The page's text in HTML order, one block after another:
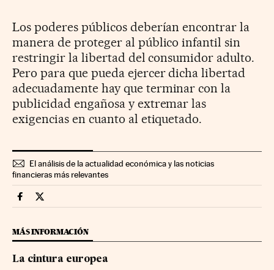
Los poderes públicos deberían encontrar la
manera de proteger al público infantil sin
restringir la libertad del consumidor adulto.
Pero para que pueda ejercer dicha libertad
adecuadamente hay que terminar con la
publicidad engañosa y extremar las
exigencias en cuanto al etiquetado.
El análisis de la actualidad económica y las noticias
financieras más relevantes
Economia Cinco Días en Facebook
Economia Cinco Días en Twitter
MÁS INFORMACIÓN
La cintura europea